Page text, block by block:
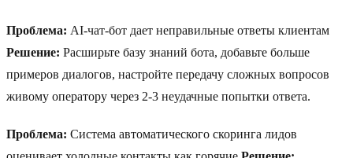
Проблема: AI-чат-бот дает неправильные ответы клиентам
Решение: Расширьте базу знаний бота, добавьте больше
примеров диалогов, настройте передачу сложных вопросов
живому оператору через 2-3 неудачные попытки ответа.
Проблема: Система автоматического скоринга лидов